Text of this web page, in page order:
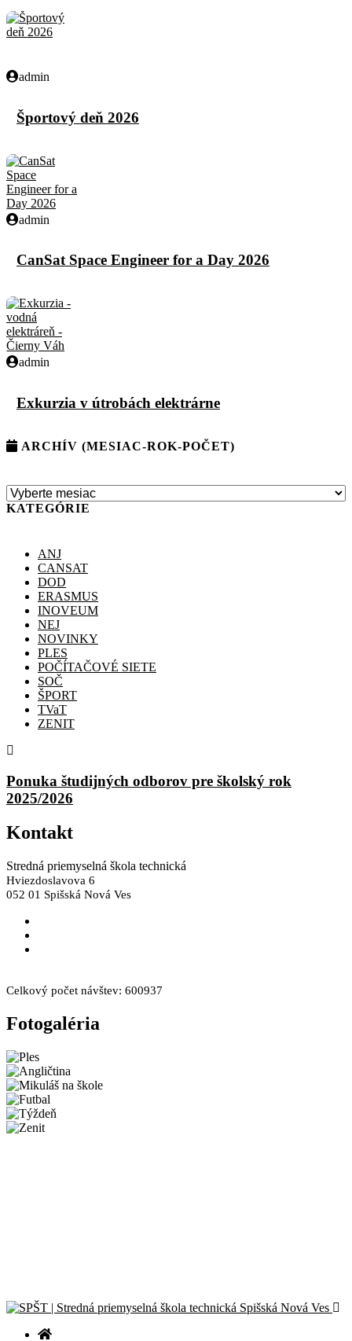
admin
Športový deň 2026
admin
CanSat Space Engineer for a Day 2026
admin
Exkurzia v útrobách elektrárne
ARCHÍV (MESIAC-ROK-POČET)
KATEGÓRIE
ANJ
CANSAT
DOD
ERASMUS
INOVEUM
NEJ
NOVINKY
PLES
POČÍTAČOVÉ SIETE
SOČ
ŠPORT
TVaT
ZENIT
Ponuka študijných odborov pre školský rok
2025/2026
Kontakt
Stredná priemyselná škola technická
Hviezdoslavova 6
052 01 Spišská Nová Ves
Celkový počet návštev: 600937
Fotogaléria